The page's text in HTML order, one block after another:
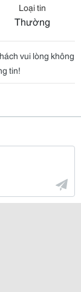
Loại tin
Thường
vui lòng không
tin!